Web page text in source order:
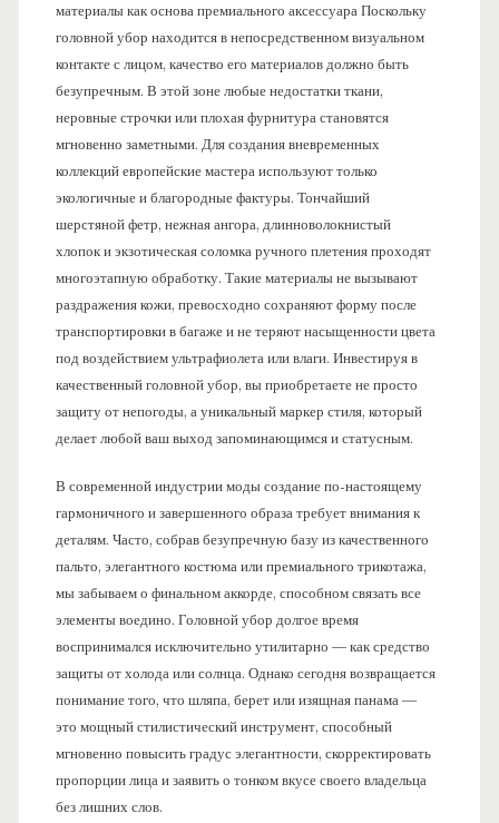
материалы как основа премиального аксессуара Поскольку
головной убор находится в непосредственном визуальном
контакте с лицом, качество его материалов должно быть
безупречным. В этой зоне любые недостатки ткани,
неровные строчки или плохая фурнитура становятся
мгновенно заметными. Для создания вневременных
коллекций европейские мастера используют только
экологичные и благородные фактуры. Тончайший
шерстяной фетр, нежная ангора, длинноволокнистый
хлопок и экзотическая соломка ручного плетения проходят
многоэтапную обработку. Такие материалы не вызывают
раздражения кожи, превосходно сохраняют форму после
транспортировки в багаже и не теряют насыщенности цвета
под воздействием ультрафиолета или влаги. Инвестируя в
качественный головной убор, вы приобретаете не просто
защиту от непогоды, а уникальный маркер стиля, который
делает любой ваш выход запоминающимся и статусным.
В современной индустрии моды создание по-настоящему
гармоничного и завершенного образа требует внимания к
деталям. Часто, собрав безупречную базу из качественного
пальто, элегантного костюма или премиального трикотажа,
мы забываем о финальном аккорде, способном связать все
элементы воедино. Головной убор долгое время
воспринимался исключительно утилитарно — как средство
защиты от холода или солнца. Однако сегодня возвращается
понимание того, что шляпа, берет или изящная панама —
это мощный стилистический инструмент, способный
мгновенно повысить градус элегантности, скорректировать
пропорции лица и заявить о тонком вкусе своего владельца
без лишних слов.